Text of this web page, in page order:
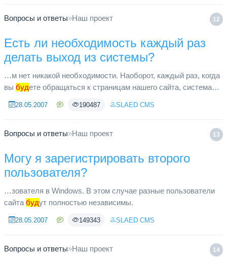
12
Вопросы и ответы»Наш проект
Есть ли необходимость каждый раз
делать выход из системы?
…м нет никакой необходимости. Наоборот, каждый раз, когда
вы будете обращаться к страницам нашего сайта, система
сайт с «...
28.05.2007 190487 SLAED CMS
13
Вопросы и ответы»Наш проект
Могу я зарегистрировать второго
пользователя?
…зователя в Windows. В этом случае разные пользователи
сайта будут полностью независимы.
28.05.2007 149343 SLAED CMS
14
Вопросы и ответы»Наш проект